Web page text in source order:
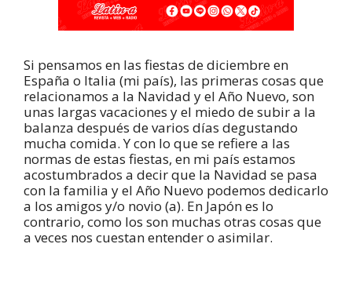
Si pensamos en las fiestas de diciembre en
España o Italia (mi país), las primeras cosas que
relacionamos a la Navidad y el Año Nuevo, son
unas largas vacaciones y el miedo de subir a la
balanza después de varios días degustando
mucha comida. Y con lo que se refiere a las
normas de estas fiestas, en mi país estamos
acostumbrados a decir que la Navidad se pasa
con la familia y el Año Nuevo podemos dedicarlo
a los amigos y/o novio (a). En Japón es lo
contrario, como los son muchas otras cosas que
a veces nos cuestan entender o asimilar.